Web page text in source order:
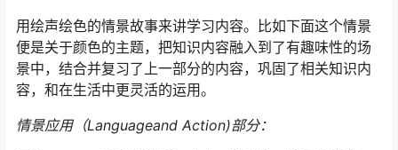
用绘声绘色的情景故事来讲学习内容。比如下面这个情景
便是关于颜色的主题，把知识内容融入到了有趣味性的场
景中，结合并复习了上一部分的内容，巩固了相关知识内
容，和在生活中更灵活的运用。
情景应用（Languageand Action)部分：